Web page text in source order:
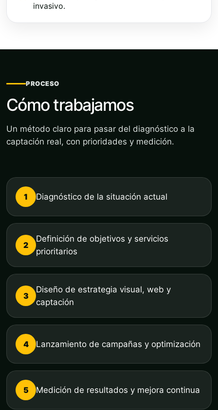
invasivo.
PROCESO
Cómo trabajamos
Un método claro para pasar del diagnóstico a la
captación real, con prioridades y medición.
1 Diagnóstico de la situación actual
2
Definición de objetivos y servicios
prioritarios
3
Diseño de estrategia visual, web y
captación
4 Lanzamiento de campañas y optimización
5 Medición de resultados y mejora continua